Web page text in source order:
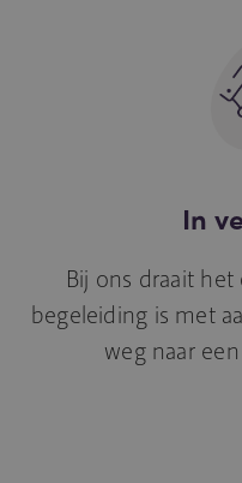
In
Bij ons draait
begeleiding is met
weg naar